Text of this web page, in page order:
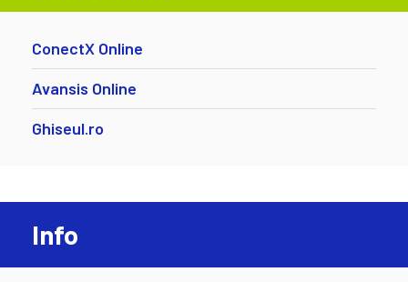
ConectX Online
Avansis Online
Ghiseul.ro
Info